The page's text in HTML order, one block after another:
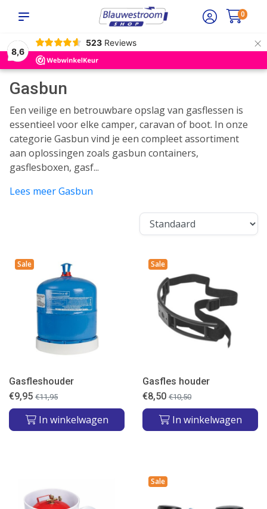
8,6
523 Reviews ×
0
Gasbun
Een veilige en betrouwbare opslag van gasflessen is
essentieel voor elke camper, caravan of boot. In onze
categorie Gasbun vind je een compleet assortiment
aan oplossingen zoals gasbun containers,
gasflesboxen, gasf...
Lees meer Gasbun
Sale
Gasfleshouder
€9,95 €11,95
In winkelwagen
Sale
Gasfles houder
€8,50 €10,50
In winkelwagen
Sale